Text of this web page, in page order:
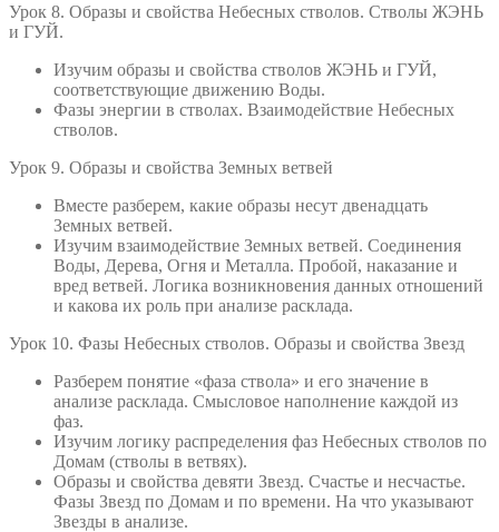
Урок 8. Образы и свойства Небесных стволов. Стволы ЖЭНЬ
и ГУЙ.
Изучим образы и свойства стволов ЖЭНЬ и ГУЙ,
соответствующие движению Воды.
Фазы энергии в стволах. Взаимодействие Небесных
стволов.
Урок 9. Образы и свойства Земных ветвей
Вместе разберем, какие образы несут двенадцать
Земных ветвей.
Изучим взаимодействие Земных ветвей. Соединения
Воды, Дерева, Огня и Металла. Пробой, наказание и
вред ветвей. Логика возникновения данных отношений
и какова их роль при анализе расклада.
Урок 10. Фазы Небесных стволов. Образы и свойства Звезд
Разберем понятие «фаза ствола» и его значение в
анализе расклада. Смысловое наполнение каждой из
фаз.
Изучим логику распределения фаз Небесных стволов по
Домам (стволы в ветвях).
Образы и свойства девяти Звезд. Счастье и несчастье.
Фазы Звезд по Домам и по времени. На что указывают
Звезды в анализе.